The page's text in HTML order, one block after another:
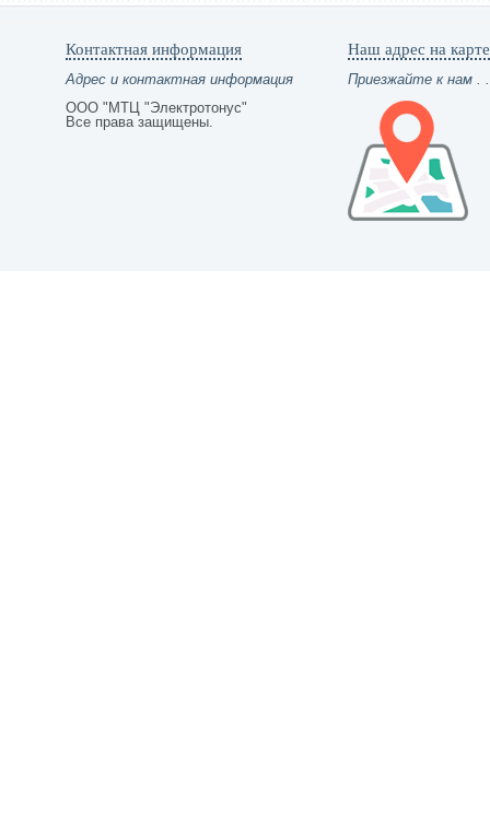
Контактная информация
Адрес и контактная информация
ООО "МТЦ "Электротонус"
Все права защищены.
Наш адрес на карте
Приезжайте к нам .